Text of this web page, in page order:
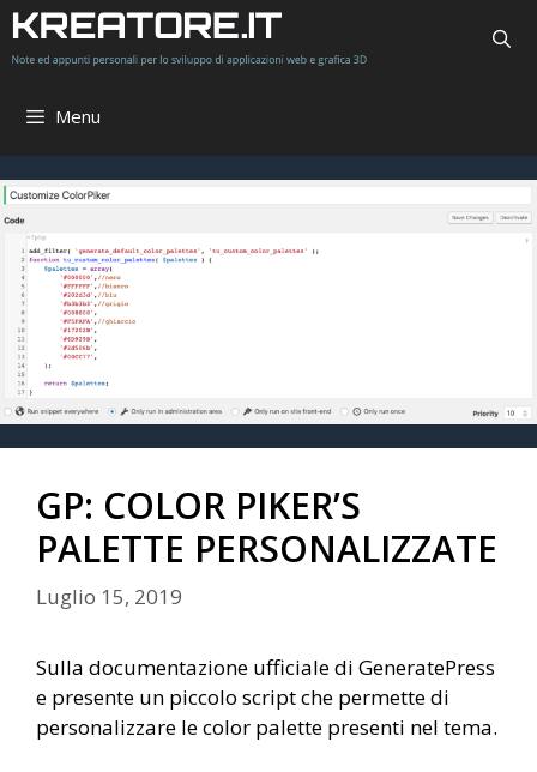
Vai
al
contenuto
Menu
GP: COLOR PIKER’S
PALETTE PERSONALIZZATE
Luglio 15, 2019
Sulla documentazione ufficiale di GeneratePress
e presente un piccolo script che permette di
personalizzare le color palette presenti nel tema.